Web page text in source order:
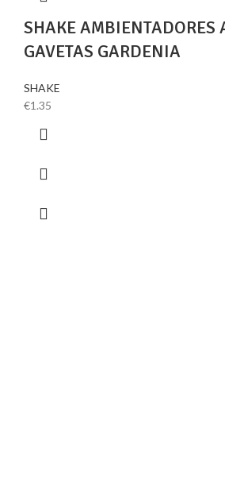
SHAKE AMBIENTADORES
GAVETAS GARDENIA
SHAKE
€1.35